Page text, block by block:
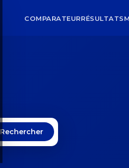
COMPARATEURRÉSULTATS
Rechercher